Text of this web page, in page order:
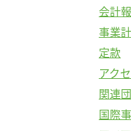
会計
事業
定款
アク
関連
国際